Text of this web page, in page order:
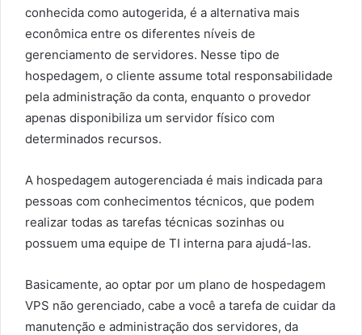
conhecida como autogerida, é a alternativa mais
econômica entre os diferentes níveis de
gerenciamento de servidores. Nesse tipo de
hospedagem, o cliente assume total responsabilidade
pela administração da conta, enquanto o provedor
apenas disponibiliza um servidor físico com
determinados recursos.
A hospedagem autogerenciada é mais indicada para
pessoas com conhecimentos técnicos, que podem
realizar todas as tarefas técnicas sozinhas ou
possuem uma equipe de TI interna para ajudá-las.
Basicamente, ao optar por um plano de hospedagem
VPS não gerenciado, cabe a você a tarefa de cuidar da
manutenção e administração dos servidores, da